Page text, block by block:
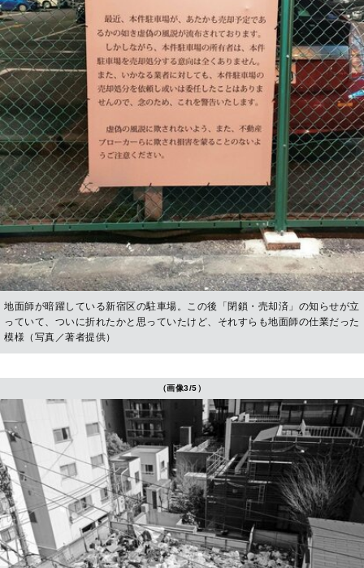
地面師が暗躍している新宿区の駐車場。この後「閉鎖・売却済」の知らせが立
っていて、ついに折れたかと思っていたけど、それすらも地面師の仕業だった
模様（写真／著者提供）
（画像3/5）